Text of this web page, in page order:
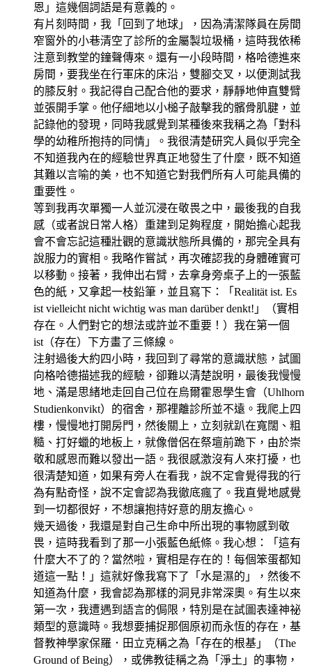
恩」這幾個詞語是有意義的。
有片刻時間，我「回到了地球」，因為清潔隊員在房間
窄窗外的小巷清空了診所的金屬製垃圾桶，這時我依稀
注意到教堂的鐘聲傳來。還有一小段時間，格哈德進來
房間，要我坐在行軍床的床沿，雙腳交叉，以便測試我
的膝反射。我記得自己配合他的要求，靜靜地伸直雙臂
並張開手掌。他仔細地以小槌子敲擊我的髕骨肌腱，並
記錄他的發現，同時我感覺到某種後來我稱之為「對科
學的幼稚所抱持的同情」。我很清楚研究人員似乎完全
不知道我內在的經驗世界真正地發生了什麼，既不知道
其難以言喻的美，也不知道它對我們所有人可能具備的
重要性。
等到我再次單獨一人並沉浸在敬畏之中，最後我的自我
感（或者說日常人格）重建到足夠程度，開始擔心起我
會不會忘記這種壯觀的意識狀態所具備的，那完全具有
說服力的實相。我略作嘗試，再次確認我的身體確實可
以移動。接著，我伸出右臂，去拿身旁桌子上的一張藍
色的紙，又拿起一枝鉛筆，並且寫下：「Realität ist. Es
ist vielleicht nicht wichtig was man darüber denkt!」（實相
存在。人們對它的想法或許並不重要！）我在第一個
ist（存在）下方畫了三條線。
注射過後大約四小時，我回到了尋常的意識狀態，試圖
向格哈德描述我的經驗，卻難以清楚說明，最後我慢慢
地、滿是思緒地走回自己位在烏爾霍恩學生會（Uhlhorn
Studienkonvikt）的宿舍，那裡離診所並不遠。我爬上四
樓，慢慢地打開房門，然後關上，立刻就趴在寬闊、粗
糙、打好蠟的地板上，就像僧侶在祭壇前跪下，由於崇
敬和感恩而難以發出一語。我很感激沒有人來打擾，也
很清楚知道，如果有旁人在看我，說不定會覺得我的行
為有點奇怪，說不定會認為我徹底瘋了。我直覺地感覺
到一切都很好，不想讓抱持好意的朋友擔心。
幾天過後，我還是對自己生命中所出現的事物感到敬
畏，這時我看到了那一小張藍色紙條。我心想：「這有
什麼大不了的？當然啦，實相是存在的！每個笨蛋都知
道這一點！」這就好像我寫下了「水是濕的」，然後不
知道為什麼，我會認為那樣的洞見非常深奧。有生以來
第一次，我遭遇到語言的侷限，特別是在試圖表達神祕
類型的意識時。我想要捕捉那個原初而永恆的存在，基
督教神學家保羅．田立克稱之為「存在的根基」（The
Ground of Being），或佛教徒稱之為「淨土」的事物，